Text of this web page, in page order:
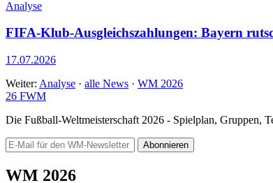
Analyse
FIFA-Klub-Ausgleichszahlungen: Bayern
17.07.2026
Weiter: Analyse · alle News · WM 2026
26 FWM
Die Fußball-Weltmeisterschaft 2026 - Spielplan, Gruppen,
Abonnieren
WM 2026